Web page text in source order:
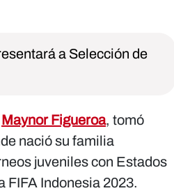
a Selección de
Maynor Figueroa, tomó
nació su familia
juveniles con Estados
FIFA Indonesia 2023.